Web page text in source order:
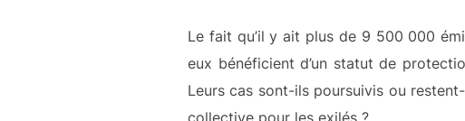
Le fait qu’il y ait plus de 9 500 000
eux bénéficient d’un statut de
Leurs cas sont-ils poursuivis ou
collective pour les exilés ?